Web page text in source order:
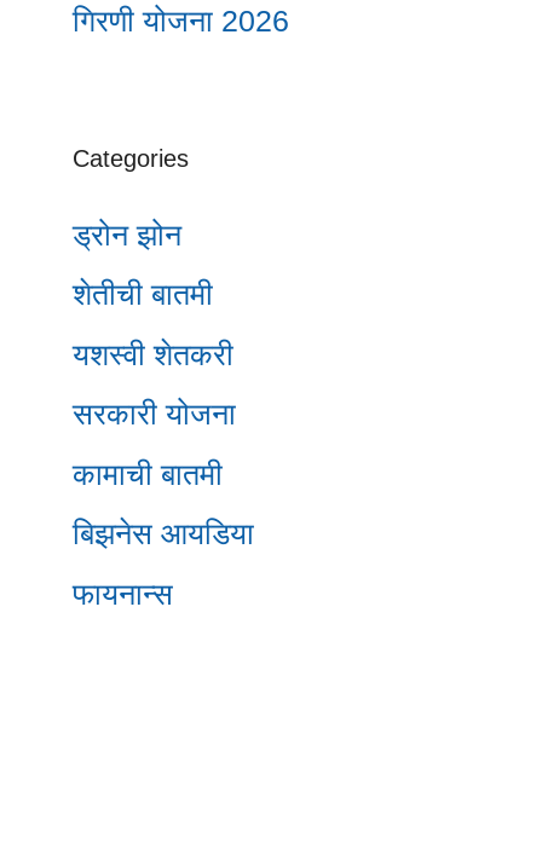
गिरणी योजना 2026
Categories
ड्रोन झोन
शेतीची बातमी
यशस्वी शेतकरी
सरकारी योजना
कामाची बातमी
बिझनेस आयडिया
फायनान्स